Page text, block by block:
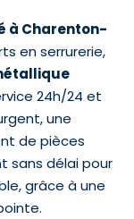
à Charenton-
en serrurerie,
24h/24 et
une
de pièces
sans délai pour
grâce à une